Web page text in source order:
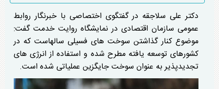
دکتر علی سلاجقه در گفتگوی اختصاصی با خبرنگار روابط
عمومی سازمان اقتصادی در نمایشگاه روایت خدمت گفت:
موضوع کنار گذاشتن سوخت های فسیلی سالهاست که در
کشورهای توسعه یافته مطرح شده و استفاده از انرژی های
تجدیدپذیر به عنوان سوخت جایگزین عملیاتی شده است.